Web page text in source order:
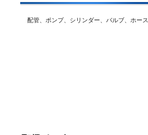
配管、ポンプ、シリンダー、バルブ、ホース